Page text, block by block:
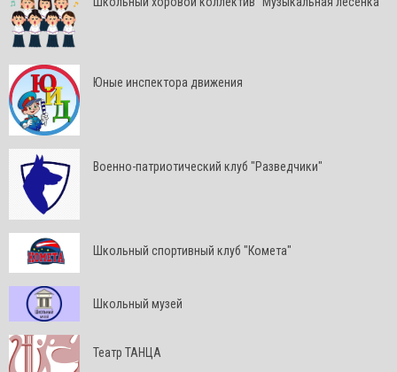
Юные инспектора движения
Военно-патриотический клуб "Разведчики"
Школьный спортивный клуб "Комета"
Школьный музей
Театр ТАНЦА